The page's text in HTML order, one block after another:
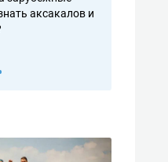
аксакалов и